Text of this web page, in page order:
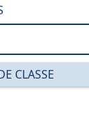
CLASSE